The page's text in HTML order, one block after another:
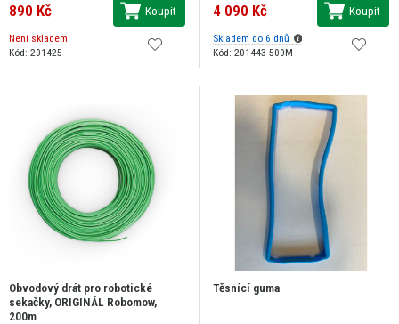
890 Kč Koupit
Není skladem
Kód: 201425
4 090 Kč Koupit
Skladem do 6 dnů
Kód: 201443-500M
Obvodový drát pro robotické
sekačky, ORIGINÁL Robomow,
200m
Těsnící guma